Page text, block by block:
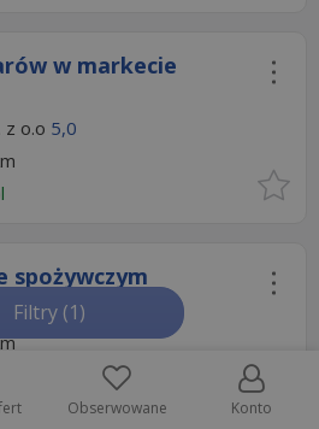
Filtry (1)
w markecie
z o.o 5,0
spożywczym
z o.o 5,0
Obserwowane Konto